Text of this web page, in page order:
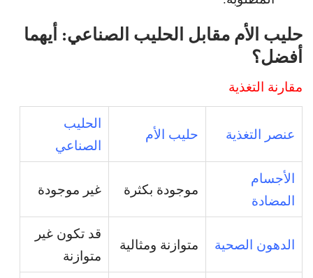
حليب الأم مقابل الحليب الصناعي: أيهما
أفضل؟
مقارنة التغذية
عنصر التغذية حليب الأم
الحليب
الصناعي
الأجسام
المضادة
موجودة بكثرة غير موجودة
الدهون الصحية متوازنة ومثالية
قد تكون غير
متوازنة